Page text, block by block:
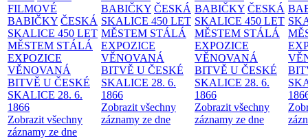
FILMOVÉ
BABIČKY ČESKÁ
SKALICE 450 LET
MĚSTEM STÁLÁ
EXPOZICE
VĚNOVANÁ
BITVĚ U ČESKÉ
SKALICE 28. 6.
1866
Zobrazit všechny
záznamy ze dne
BABIČKY ČESKÁ
SKALICE 450 LET
MĚSTEM STÁLÁ
EXPOZICE
VĚNOVANÁ
BITVĚ U ČESKÉ
SKALICE 28. 6.
1866
Zobrazit všechny
záznamy ze dne
BABIČKY ČESKÁ
SKALICE 450 LET
MĚSTEM STÁLÁ
EXPOZICE
VĚNOVANÁ
BITVĚ U ČESKÉ
SKALICE 28. 6.
1866
Zobrazit všechny
záznamy ze dne